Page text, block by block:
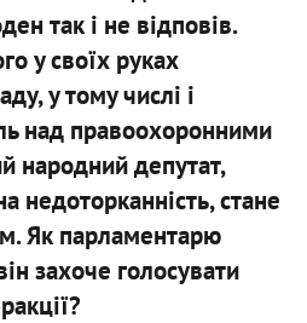
так і не відповів.
у своїх руках
у тому числі і
над правоохоронними
народний депутат,
недоторканність, стане
Як парламентарю
захоче голосувати